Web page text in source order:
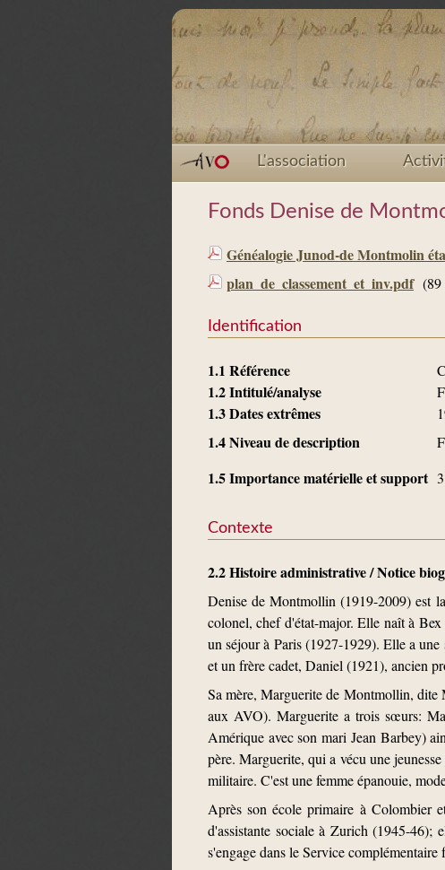
L'association
Fonds Denise de
Généalogie Junod-de Montmolin
plan_de_classement_et_inv.pdf(89
Identification
1.1 Référence
1.2 Intitulé/analyse
1.3 Dates extrêmes
1.4 Niveau de description
1.5 Importance matérielle et support
Contexte
2.2 Histoire administrative / Notice
Denise de Montmollin (1919-2009) est
colonel, chef d'état-major. Elle naît à
un séjour à Paris (1927-1929). Elle a
et un frère cadet, Daniel (1921), ancien
Sa mère, Marguerite de Montmollin,
aux AVO). Marguerite a trois sœurs:
Amérique avec son mari Jean Barbey)
père. Marguerite, qui a vécu une
militaire. C'est une femme épanouie,
Après son école primaire à Colombier
d'assistante sociale à Zurich (1945-46);
s'engage dans le Service